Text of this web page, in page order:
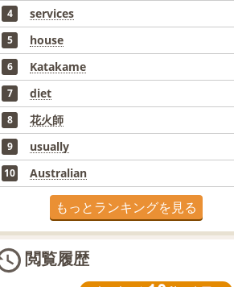
4 services
5 house
6 Katakame
7 diet
8 花火師
9 usually
10 Australian
もっとランキングを見る
閲覧履歴